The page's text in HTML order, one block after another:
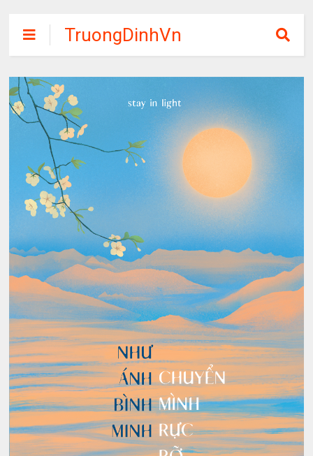
TruongDinhVn
Chia sẽ ebook,
các khóa học,
phần mềm học
tập miễn phí